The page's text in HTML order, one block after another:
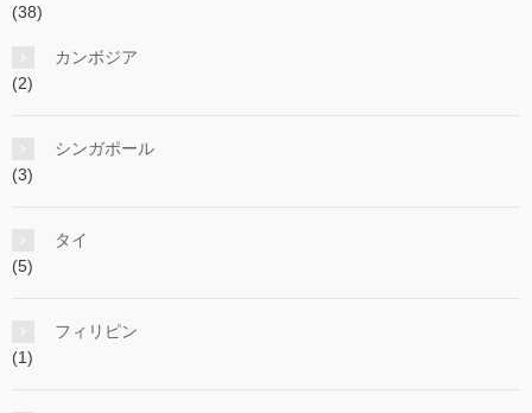
(38)
カンボジア
(2)
シンガポール
(3)
タイ
(5)
フィリピン
(1)